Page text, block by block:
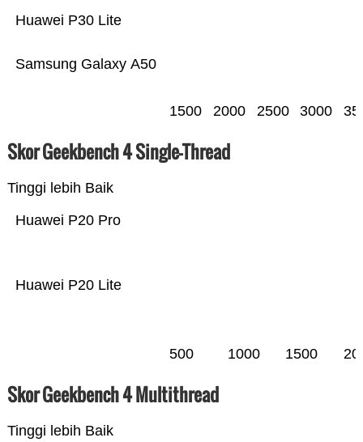
Samsung Galaxy A50
Huawei P30 Lite
1500 2000 2500 3000
Skor Geekbench 4 Single-Thread
Tinggi lebih Baik
Huawei P20 Lite
Huawei P20 Pro
500 1000 1500
Skor Geekbench 4 Multithread
Tinggi lebih Baik